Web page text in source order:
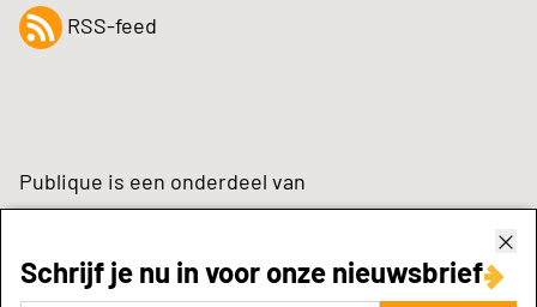
Schrijf je nu in voor onze nieuwsbrief
RSS-feed
Publique is een onderdeel van